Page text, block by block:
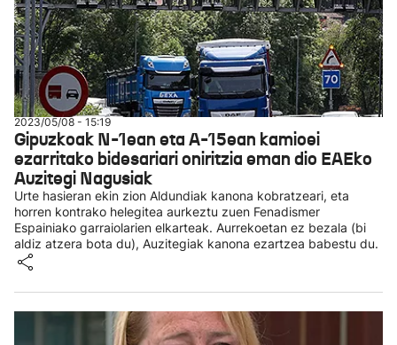
2023/05/08 - 15:19
Gipuzkoak N-1ean eta A-15ean kamioei
ezarritako bidesariari oniritzia eman dio EAEko
Auzitegi Nagusiak
Urte hasieran ekin zion Aldundiak kanona kobratzeari, eta
horren kontrako helegitea aurkeztu zuen Fenadismer
Espainiako garraiolarien elkarteak. Aurrekoetan ez bezala (bi
aldiz atzera bota du), Auzitegiak kanona ezartzea babestu du.